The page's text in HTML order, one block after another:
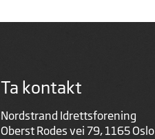
Ta kontakt
Nordstrand Idrettsforening
Oberst Rodes vei 79, 1165 Oslo